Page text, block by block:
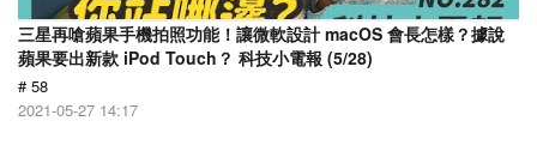
三星再嗆蘋果手機拍照功能！讓微軟設計 macOS 會長怎樣？據說
蘋果要出新款 iPod Touch？ 科技小電報 (5/28)
# 58
2021-05-27 14:17